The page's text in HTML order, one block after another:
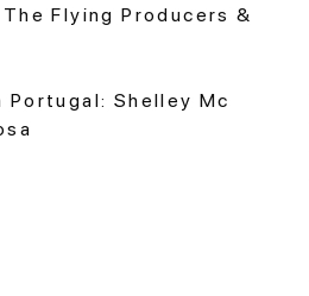
Flying Producers &
Portugal: Shelley Mc